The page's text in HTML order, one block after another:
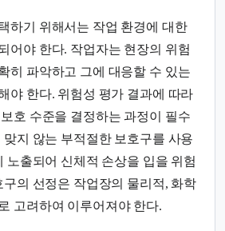
하기 위해서는 작업 환경에 대한
어야 한다. 작업자는 현장의 위험
히 파악하고 그에 대응할 수 있는
야 한다. 위험성 평가 결과에 따라
호 수준을 결정하는 과정이 필수
지 않는 부적절한 보호구를 사용
노출되어 신체적 손상을 입을 위험
구의 선정은 작업장의 물리적, 화학
고려하여 이루어져야 한다.